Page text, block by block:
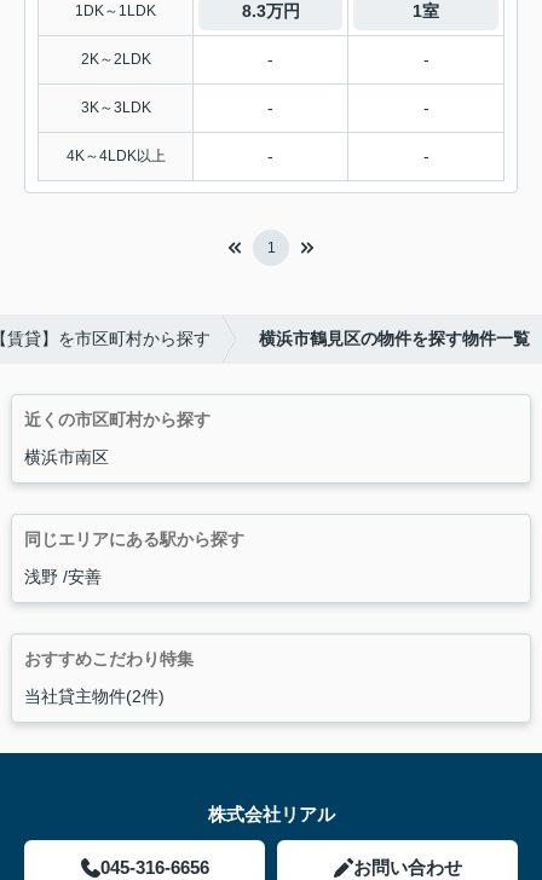
1DK～1LDK 8.3万円 1室
2K～2LDK - -
3K～3LDK - -
4K～4LDK以上 - -
1
賃貸】を市区町村から探す 横浜市鶴見区の物件を探す物件一覧
近くの市区町村から探す
横浜市南区
同じエリアにある駅から探す
浅野 安善
おすすめこだわり特集
当社貸主物件(2件)
株式会社リアル
045-316-6656 お問い合わせ